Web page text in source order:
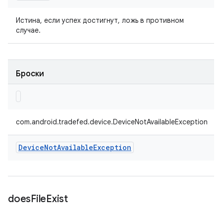
Истина, если успех достигнут, ложь в противном
случае.
Броски
com.android.tradefed.device.DeviceNotAvailableException
DeviceNotAvailableException
doesFileExist